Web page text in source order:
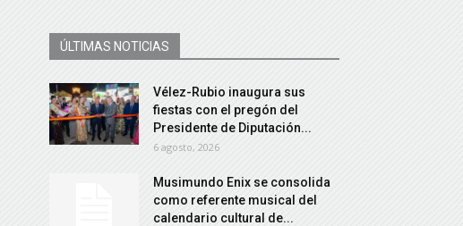
ÚLTIMAS NOTICIAS
Vélez-Rubio inaugura sus
fiestas con el pregón del
Presidente de Diputación...
6 agosto, 2026
Musimundo Enix se consolida
como referente musical del
calendario cultural de...